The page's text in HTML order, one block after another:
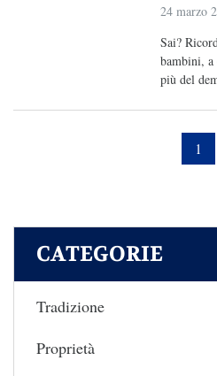
24 marzo
Sai?
bambini, a
più del
1
CATEGORIE
Tradizione
Proprietà